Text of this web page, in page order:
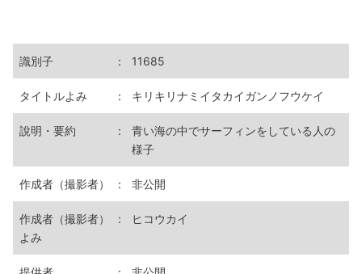
識別子 ： 11685
タイトルよみ ： キリキリナミイタカイガンノフウケイ
說明・要約 ：
青い海の中でサーフィンをしている人の
様子
作成者（撮影者） ： 非公開
作成者（撮影者）
よみ
： ヒコウカイ